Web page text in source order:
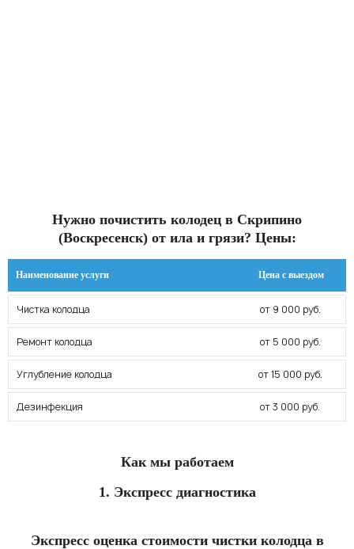
Нужно почистить колодец в Скрипино
(Воскресенск) от ила и грязи? Цены:
Наименование услуги Цена с выездом
Чистка колодца от 9 000 руб.
Ремонт колодца от 5 000 руб.
Углубление колодца от 15 000 руб.
Дезинфекция от 3 000 руб.
Как мы работаем
1. Экспресс диагностика
Экспресс оценка стоимости чистки колодца в